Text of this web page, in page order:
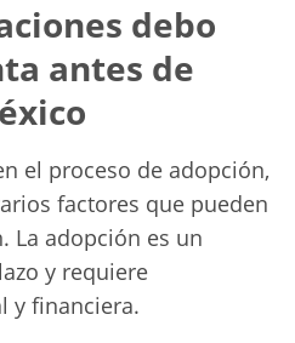
debo
antes de
el proceso de adopción,
factores que pueden
La adopción es un
y requiere
y financiera.